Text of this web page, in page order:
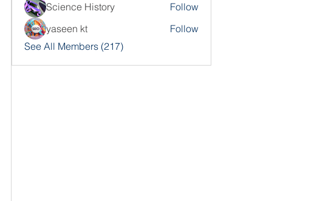
Science History
Follow
yaseen kt
Follow
See All Members (217)